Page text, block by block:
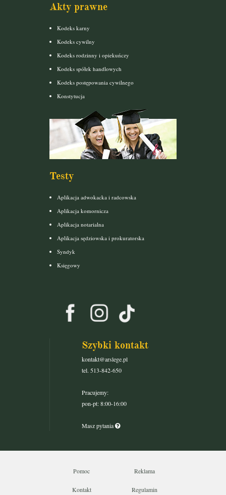
Akty prawne
Kodeks karny
Kodeks cywilny
Kodeks rodzinny i opiekuńczy
Kodeks spółek handlowych
Kodeks postępowania cywilnego
Konstytucja
Testy
Aplikacja adwokacka i radcowska
Aplikacja komornicza
Aplikacja notarialna
Aplikacja sędziowska i prokuratorska
Syndyk
Księgowy
Szybki kontakt
kontakt@arslege.pl
tel. 513-842-650
Pracujemy:
pon-pt: 8:00-16:00
Masz pytania
Pomoc Reklama
Kontakt Regulamin